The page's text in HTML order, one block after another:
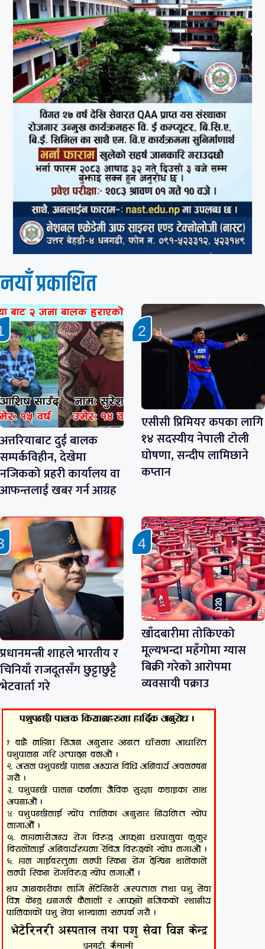
नयाँ प्रकाशित
अत्तरियाबाट दुई बालक
सम्पर्कविहीन, देखेमा
नजिकको प्रहरी कार्यालय वा
आफन्तलाई खबर गर्न आग्रह
एसीसी प्रिमियर कपका लागि
१४ सदस्यीय नेपाली टोली
घोषणा, सन्दीप लामिछाने
कप्तान
प्रधानमन्त्री शाहले भारतीय र
चिनियाँ राजदूतसँग छुट्टाछुट्टै
भेटवार्ता गरे
खाँदबारीमा तोकिएको
मूल्यभन्दा महँगोमा ग्यास
बिक्री गरेको आरोपमा
व्यवसायी पक्राउ